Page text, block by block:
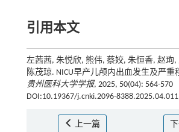
引用本文
左茜茜, 朱悦欣, 熊伟, 蔡姣, 朱恒香, 赵珣,
陈茂琼. NICU早产儿颅内出血发生及严重
贵州医科大学学报, 2025, 50(04): 564-570
DOI:10.19367/j.cnki.2096-8388.2025.04.011
上一篇